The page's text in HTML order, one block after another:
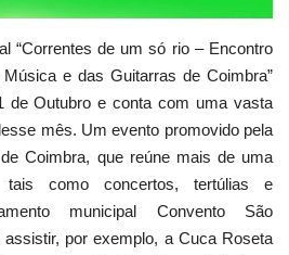
“Correntes de um só rio – Encontro
e das Guitarras de Coimbra”
de Outubro e conta com uma vasta
mês. Um evento promovido pela
Coimbra, que reúne mais de uma
tais como concertos, tertúlias e
municipal Convento São
por exemplo, a Cuca Roseta